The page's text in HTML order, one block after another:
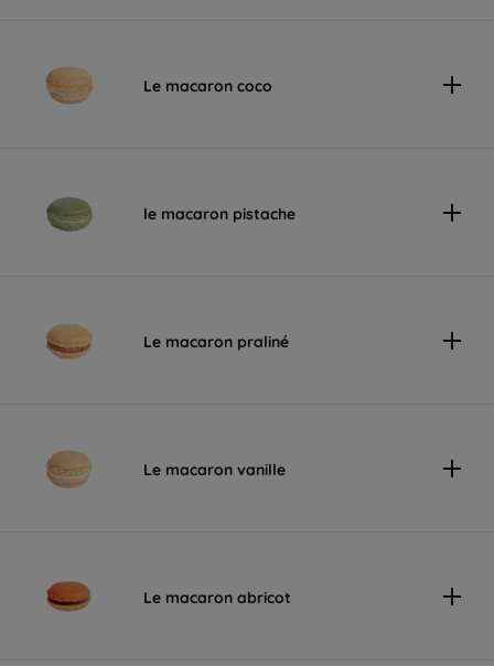
Le macaron coco
le macaron pistache
Le macaron praliné
Le macaron vanille
Le macaron abricot